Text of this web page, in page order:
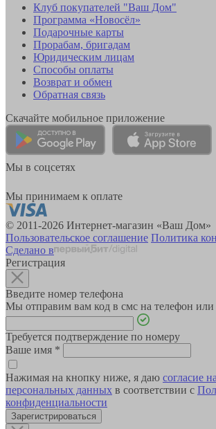
Клуб покупателей "Ваш Дом"
Программа «Новосёл»
Подарочные карты
Прорабам, бригадам
Юридическим лицам
Способы оплаты
Возврат и обмен
Обратная связь
Скачайте мобильное приложение
Мы в соцсетях
Мы принимаем к оплате
© 2011-2026 Интернет-магазин «Ваш Дом»
Пользовательское соглашение Политика
Сделано в
Регистрация
Введите номер телефона
Мы отправим вам код в смс на телефон
Требуется подтверждение по номеру
Ваше имя *
Нажимая на кнопку ниже, я даю согласие
персональных данных в соответствии с
конфиденциальности
Зарегистрироваться